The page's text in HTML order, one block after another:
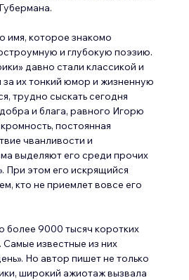
имя, которое знакомо
и глубокую поэзию.
давно стали классикой и
их тонкий юмор и жизненную
трудно сыскать сегодня
и блага, равного Игорю
постоянная
чванливости и
выделяют его среди прочих
При этом его искрящийся
кто не приемлет вовсе его
более 9000 тысяч коротких
Самые известные из них
Но автор пишет не только
широкий ажиотаж вызвала